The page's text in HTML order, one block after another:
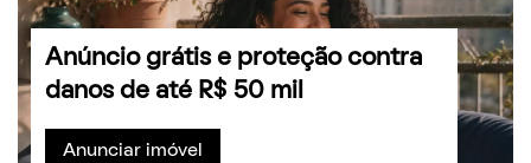
Anúncio grátis e proteção contra
danos de até R$ 50 mil
Anunciar imóvel